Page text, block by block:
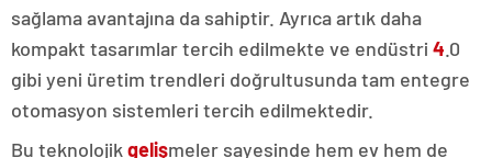
sağlama avantajına da sahiptir. Ayrıca artık daha
kompakt tasarımlar tercih edilmekte ve endüstri 4 .0
gibi yeni üretim trendleri doğrultusunda tam entegre
otomasyon sistemleri tercih edilmektedir.
Bu teknolojik gelişmeler sayesinde hem ev hem de